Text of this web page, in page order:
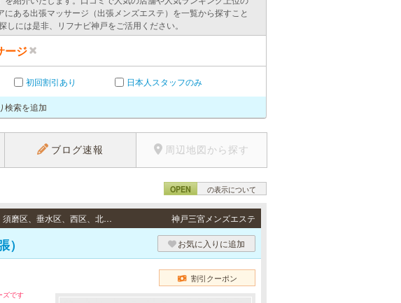
ある出張マッサージ（出張メンズエステ）を一覧から探すこと
には是非、リフナビ神戸をご活用ください。
ージ
初回割引あり 日本人スタッフのみ
検索を追加
ブログ速報 周辺地図から探す
OPEN の表示について
出張（神戸） / 神戸市（中央区、兵庫区、灘区、東灘区、長田区、須磨区、垂水区、西区、北区）、芦屋市、西宮市、尼崎市、三田市、三木市の自宅、ビジネスホテル、シティホテルなど。 その他ご相談ください。 神戸三宮メンズエステ
お気に入りに追加
ズです
割引クーポン